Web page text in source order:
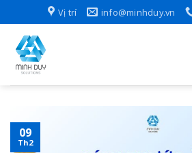
to
content
Vị trí info@minhduy.vn
09
Th2